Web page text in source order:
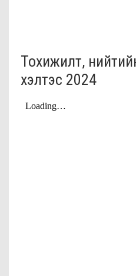
Тохижилт,
хэлтэс 2024